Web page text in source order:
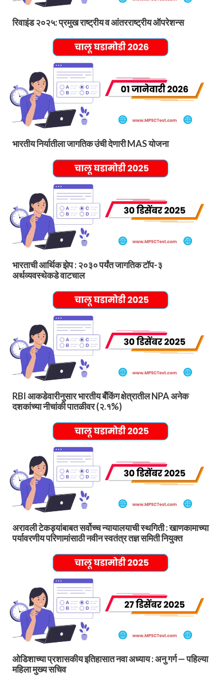
रिवाइंड २०२५: प्रमुख राष्ट्रीय व आंतरराष्ट्रीय ऑपरेशन्स
भारतीय निर्यातीला जागतिक उंची देणारी MAS योजना
भारताची आर्थिक झेप : २०३० पर्यंत जागतिक टॉप-३
अर्थव्यवस्थेकडे वाटचाल
RBI आकडेवारीनुसार भारतीय बँकिंग क्षेत्रातील NPA अनेक
दशकांच्या नीचांकी पातळीवर (२.१%)
अरावली टेकड्यांबाबत सर्वोच्च न्यायालयाची स्थगिती : खाणकामाच्या
पर्यावरणीय परिणामांसाठी नवीन स्वतंत्र तज्ञ समिती नियुक्त
ओडिशाच्या प्रशासकीय इतिहासात नवा अध्याय : अनु गर्ग — पहिल्या
महिला मुख्य सचिव